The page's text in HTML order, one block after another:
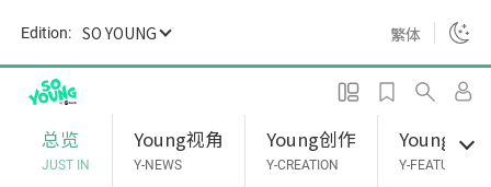
i
Edition: SO YOUNG 繁体
总览
JUST IN
Young视角
Y-NEWS
Young创作
Y-CREATION
Young专题
Y-FEATURES